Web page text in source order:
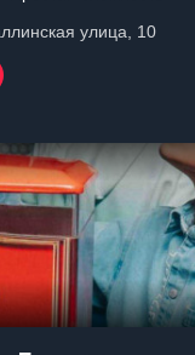
улица, 10